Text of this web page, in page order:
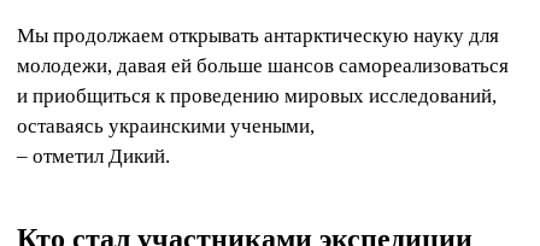
Мы продолжаем открывать антарктическую науку для
молодежи, давая ей больше шансов самореализоваться
и приобщиться к проведению мировых исследований,
оставаясь украинскими учеными,
– отметил Дикий.
Кто стал участниками экспедиции